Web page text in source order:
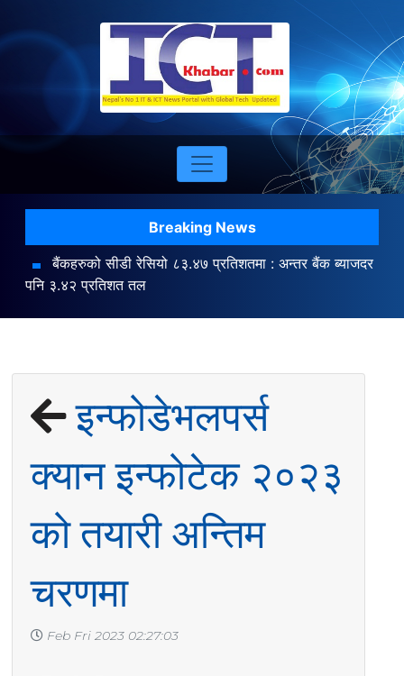
Breaking News
बैंकहरुको सीडी रेसियो ८३.४७ प्रतिशतमा : अन्तर बैंक ब्याजदर
पनि ३.४२ प्रतिशत तल
इन्फोडेभलपर्स
क्यान इन्फोटेक २०२३
को तयारी अन्तिम
चरणमा
Feb Fri 2023 02:27:03